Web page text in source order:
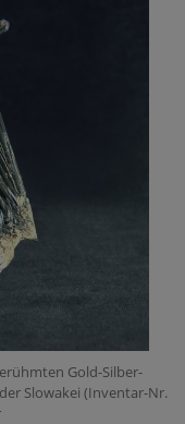
Gold-Silber-
Slowakei (Inventar-Nr.